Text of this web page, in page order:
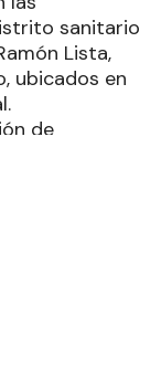
sanitario
Lista,
ubicados en
de